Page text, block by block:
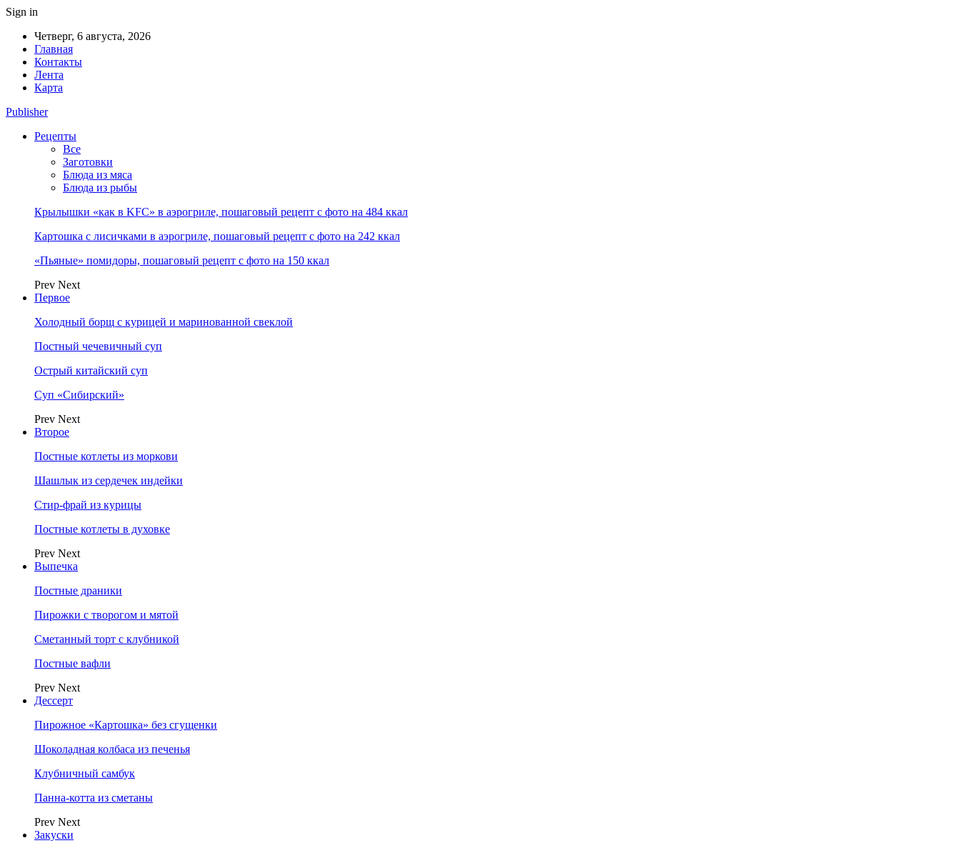
Sign in
Четверг, 6 августа, 2026
Главная
Контакты
Лента
Карта
Publisher
Рецепты
Все
Заготовки
Блюда из мяса
Блюда из рыбы
Крылышки «как в KFC» в аэрогриле, пошаговый рецепт с фото на 484 ккал
Картошка с лисичками в аэрогриле, пошаговый рецепт с фото на 242 ккал
«Пьяные» помидоры, пошаговый рецепт с фото на 150 ккал
Prev Next
Первое
Холодный борщ с курицей и маринованной свеклой
Постный чечевичный суп
Острый китайский суп
Суп «Сибирский»
Prev Next
Второе
Постные котлеты из моркови
Шашлык из сердечек индейки
Стир-фрай из курицы
Постные котлеты в духовке
Prev Next
Выпечка
Постные драники
Пирожки с творогом и мятой
Сметанный торт с клубникой
Постные вафли
Prev Next
Дессерт
Пирожное «Картошка» без сгущенки
Шоколадная колбаса из печенья
Клубничный самбук
Панна-котта из сметаны
Prev Next
Закуски